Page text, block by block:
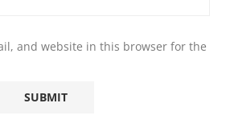
and website in this browser for the